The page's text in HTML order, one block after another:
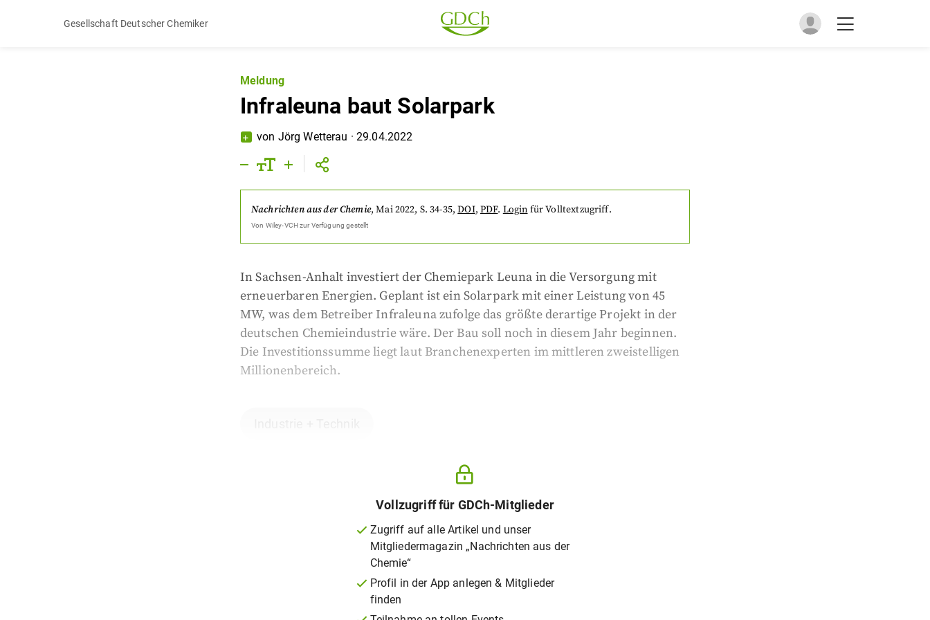
Gesellschaft Deutscher Chemiker
Meldung
Infraleuna baut Solarpark
von Jörg Wetterau ·29.04.2022
Nachrichten aus der Chemie,Mai 2022, S. 34-35,DOI,PDF. Login für Volltextzugriff.
Von Wiley-VCHzur Verfügung gestellt
In Sachsen-Anhalt investiert der Chemiepark Leuna in die Versorgung mit
erneuerbaren Energien. Geplant ist ein Solarpark mit einer Leistung von 45
MW, was dem Betreiber Infraleuna zufolge das größte derartige Projekt in der
deutschen Chemieindustrie wäre. Der Bau soll noch in diesem Jahr beginnen.
Die Investitionssumme liegt laut Branchenexperten im mittleren zweistelligen
Millionenbereich.
Vollzugriff für GDCh-Mitglieder
Zugriff auf alle Artikel und unser
Mitgliedermagazin „Nachrichten aus der
Chemie“
Profil in der App anlegen & Mitglieder
finden